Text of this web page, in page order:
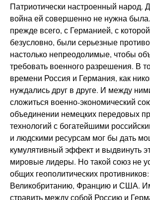
Патриотически настроенный народ.
война ей совершенно не нужна
прежде всего, с Германией, с
безусловно, были серьезные
настолько непреодолимые, чтобы
требовать военного разрешения. В
времени Россия и Германия, как
нуждались друг в друге. И между
сложиться военно-экономический
объединении немецких передовых
технологий с богатейшими
и людскими ресурсам мог бы дать
кумулятивный эффект и выдвинуть
мировые лидеры. Но такой союз не
общих геополитических противников:
Великобританию, Францию и США.
стравить между собой Россию и